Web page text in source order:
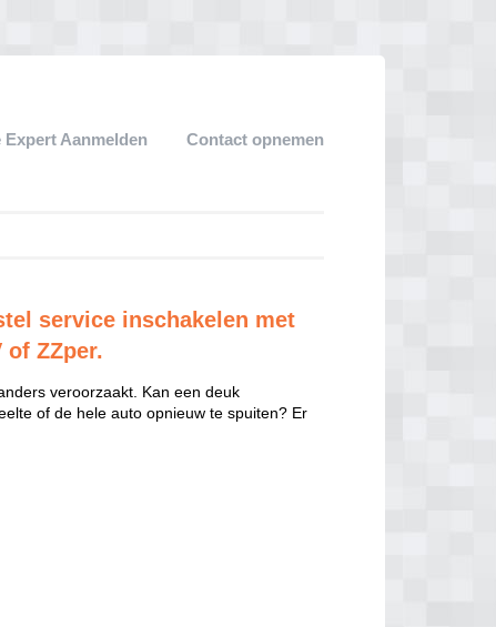
Expert Aanmelden Contact opnemen
service inschakelen met
ZZper.
veroorzaakt. Kan een deuk
of de hele auto opnieuw te spuiten? Er